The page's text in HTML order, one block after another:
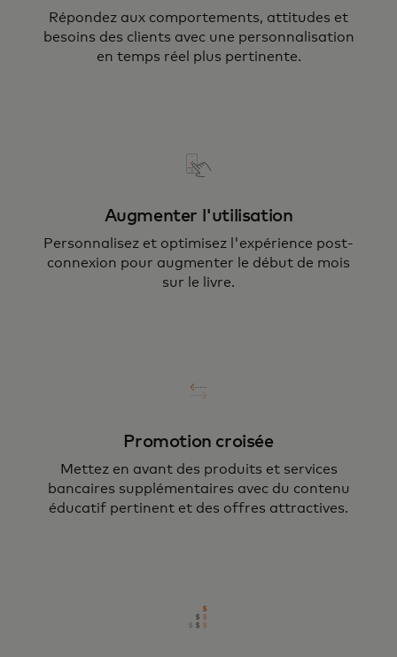
Répondez aux comportements, attitudes et
besoins des clients avec une personnalisation
en temps réel plus pertinente.
Augmenter l'utilisation
Personnalisez et optimisez l'expérience post-
connexion pour augmenter le début de mois
sur le livre.
Promotion croisée
Mettez en avant des produits et services
bancaires supplémentaires avec du contenu
éducatif pertinent et des offres attractives.